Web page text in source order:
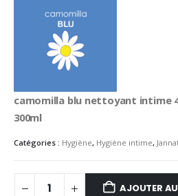
camomilla blu nettoyant intime
300ml
Catégories : Hygiène, Hygiène intime,
AJOUTER